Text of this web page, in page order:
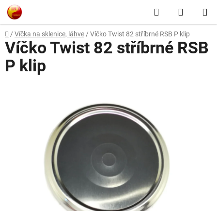
Přejít
na
obsah
Hledat
KOŠÍK
Domů
/ Víčka na sklenice, láhve / Víčko Twist 82 stříbrné RSB P klip
Víčko Twist 82 stříbrné RSB
P klip